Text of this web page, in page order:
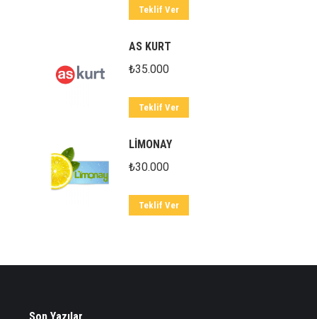
Teklif Ver
AS KURT
₺35.000
Teklif Ver
LİMONAY
₺30.000
Teklif Ver